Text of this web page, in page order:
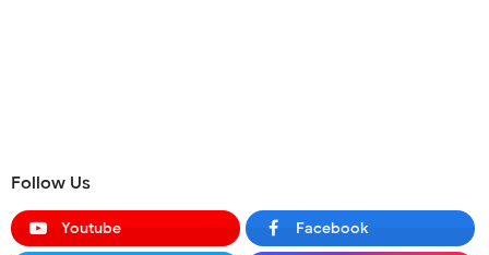
Follow Us
Youtube Facebook